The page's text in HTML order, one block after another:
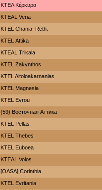
ΚΤΕΛ Κέρκυρα
KTEAL Veria
KTEL Chania–Reth.
KΤΕL Αttika
KTEAL Trikala
KTEL Zakynthos
KTEL Aitoloakarnanias
ΚΤΕL Magnesia
KTEL Evrou
(59) Восточная Аттика
KTEL Pellas
KTEL Thebes
ΚΤΕL Euboea
KTEAL Volos
[OASA] Corinthia
ΚΤΕL Evritania